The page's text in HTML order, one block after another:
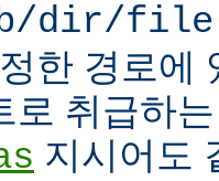
dir/
한 경로에
로 취급하
지시어도